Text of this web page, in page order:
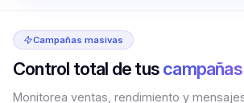
Campañas masivas
Control total de tuscampañas
Monitorea ventas, rendimiento y